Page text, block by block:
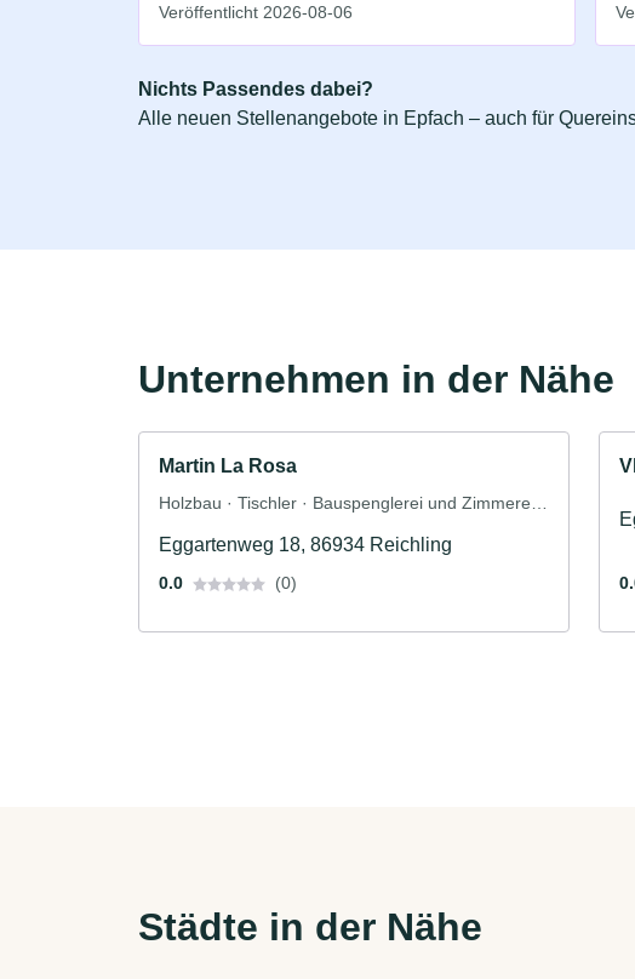
Veröffentlicht 2026-08-06
Nichts Passendes dabei?
Alle neuen Stellenangebote in Epfach – auch für
Unternehmen in der Nähe
Martin La Rosa
Holzbau · Tischler · Bauspenglerei und Zimmerei ·
Eggartenweg 18, 86934 Reichling
0.0 (0)
Städte in der Nähe